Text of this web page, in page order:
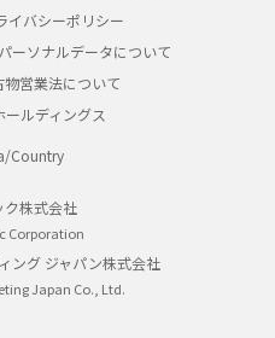
イバシーポリシー
ーソナルデータについて
営業法について
ルディングス
Country
ク株式会社
Corporation
ング ジャパン株式会社
Japan Co., Ltd.